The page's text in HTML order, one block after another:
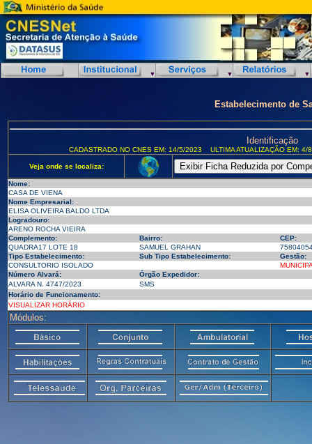
Estabelecimento de
Identificação
CADASTRADO NO CNES EM: 14/5/2023 ULTIMA ATUALIZAÇÃO EM:
Veja onde se localiza:
Nome:
CASA DE VIENA
Nome Empresarial:
ELISA OLIVEIRA BALDO LTDA
Logradouro:
ARENO ROCHA VIEIRA
Complemento:
Bairro:
CEP:
QUADRA17 LOTE 18
SAMUEL GRAHAN
Tipo Estabelecimento:
Sub Tipo Estabelecimento:
Gestão:
CONSULTORIO ISOLADO
Número Alvará:
Órgão Expedidor:
ALVARA N. 4747/2023
SMS
Horário de Funcionamento:
VISUALIZAR HORÁRIO
Módulos: